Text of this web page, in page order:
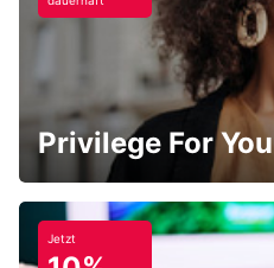
Privilege For You
Jetzt